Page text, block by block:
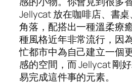
Jellycat 放在咖啡店、書
角落，配搭出一種溫柔療
種風格近年非常流行，因
忙都市中為自己建立一個
感的空間，而 Jellycat 剛
易完成這件事的元素。